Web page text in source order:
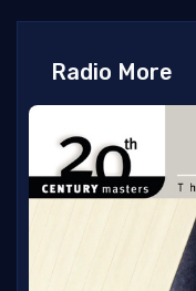
Radio More